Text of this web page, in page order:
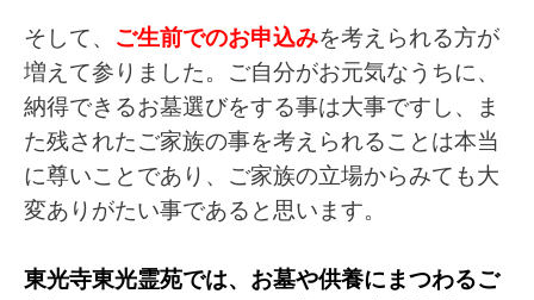
そして、 ご生前でのお申込みを考えられる方が
増えて参りました。ご自分がお元気なうちに、
納得できるお墓選びをする事は大事ですし、ま
た残されたご家族の事を考えられることは本当
に尊いことであり、ご家族の立場からみても大
変ありがたい事であると思います。
東光寺東光霊苑では、お墓や供養にまつわるご